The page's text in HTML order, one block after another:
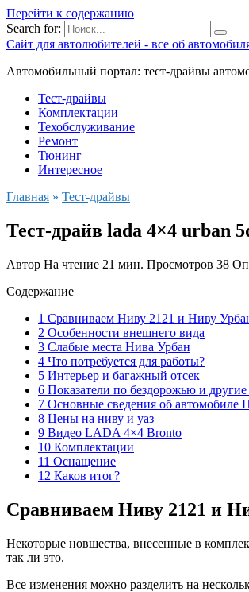
Перейти к содержанию
Search for:
Сайт для автолюбителей - все об
Автомобильный портал: тест-драйвы
Тест-драйвы
Комплектации
Техобслуживание
Ремонт
Тюнинг
Интересное
Главная » Тест-драйвы
Тест-драйв lada 4×4 urban
Автор На чтение 21 мин. Просмотров 38
Содержание
1 Сравниваем Ниву 2121 и Ниву
2 Особенности внешнего вида
3 Слабые места Нива Урбан
4 Что потребуется для работы?
5 Интерьер и багажный отсек
6 Показатели по бездорожью и
7 Основные сведения об автомобиле
8 Цены на ниву и уаз
9 Видео LADA 4×4 Bronto
10 Комплектации
11 Оснащение
12 Каков итог?
Сравниваем Ниву 2121 и
Некоторые новшества, внесенные в
так ли это.
Все изменения можно разделить на